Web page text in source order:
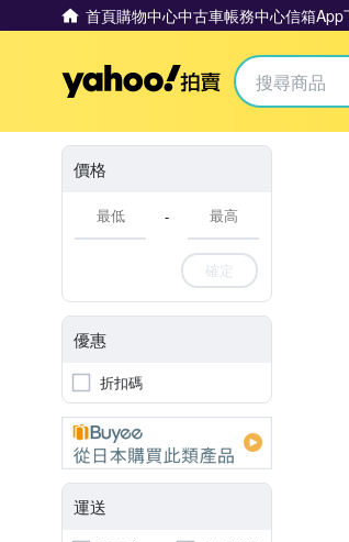
首頁購物中心中古車帳務中心信箱App
Yahoo拍賣
價格
-
確定
優惠
折扣碼
運送